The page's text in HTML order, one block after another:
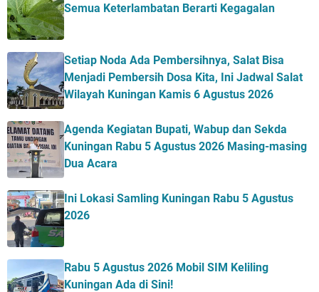
Semua Keterlambatan Berarti Kegagalan
Setiap Noda Ada Pembersihnya, Salat Bisa
Menjadi Pembersih Dosa Kita, Ini Jadwal Salat
Wilayah Kuningan Kamis 6 Agustus 2026
Agenda Kegiatan Bupati, Wabup dan Sekda
Kuningan Rabu 5 Agustus 2026 Masing-masing
Dua Acara
Ini Lokasi Samling Kuningan Rabu 5 Agustus
2026
Rabu 5 Agustus 2026 Mobil SIM Keliling
Kuningan Ada di Sini!